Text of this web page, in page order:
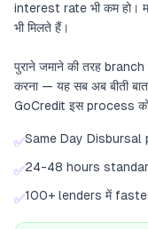
interest rate भी कम हो।
भी मिलते हैं।
पुराने जमाने की तरह branch
करना — यह सब अब बीती
GoCredit इस process
✅Same Day
✅24-48 hours
✅100+ lenders में